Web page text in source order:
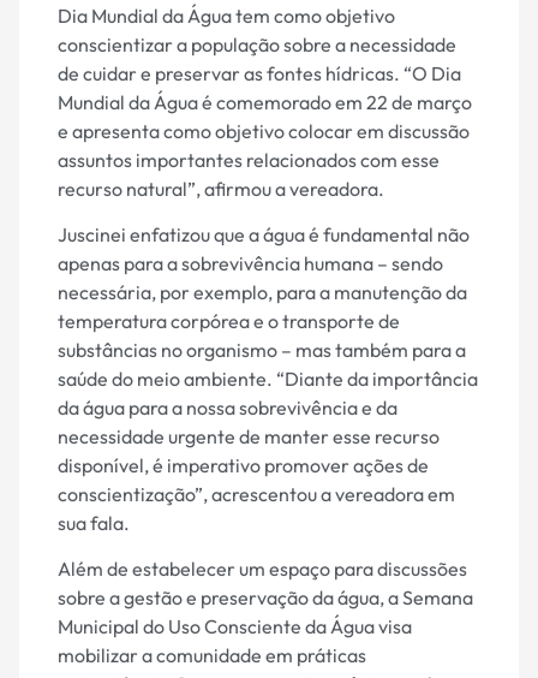
Dia Mundial da Água tem como objetivo
conscientizar a população sobre a necessidade
de cuidar e preservar as fontes hídricas. “O Dia
Mundial da Água é comemorado em 22 de março
e apresenta como objetivo colocar em discussão
assuntos importantes relacionados com esse
recurso natural”, afirmou a vereadora.
Juscinei enfatizou que a água é fundamental não
apenas para a sobrevivência humana – sendo
necessária, por exemplo, para a manutenção da
temperatura corpórea e o transporte de
substâncias no organismo – mas também para a
saúde do meio ambiente. “Diante da importância
da água para a nossa sobrevivência e da
necessidade urgente de manter esse recurso
disponível, é imperativo promover ações de
conscientização”, acrescentou a vereadora em
sua fala.
Além de estabelecer um espaço para discussões
sobre a gestão e preservação da água, a Semana
Municipal do Uso Consciente da Água visa
mobilizar a comunidade em práticas